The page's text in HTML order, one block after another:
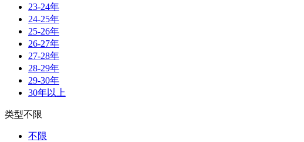
23-24年
24-25年
25-26年
26-27年
27-28年
28-29年
29-30年
30年以上
类型不限
不限